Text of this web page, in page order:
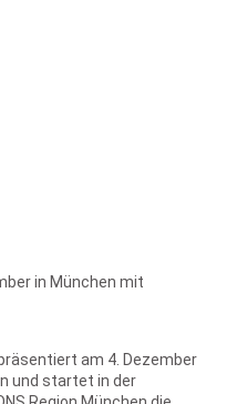
in München mit
am 4. Dezember
und startet in der